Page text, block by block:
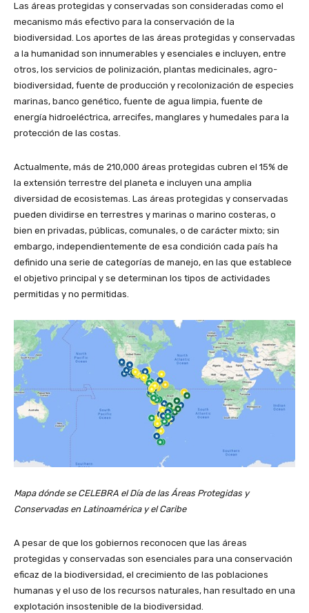
Las áreas protegidas y conservadas son consideradas como el
mecanismo más efectivo para la conservación de la
biodiversidad. Los aportes de las áreas protegidas y conservadas
a la humanidad son innumerables y esenciales e incluyen, entre
otros, los servicios de polinización, plantas medicinales, agro-
biodiversidad, fuente de producción y recolonización de especies
marinas, banco genético, fuente de agua limpia, fuente de
energía hidroeléctrica, arrecifes, manglares y humedales para la
protección de las costas.
Actualmente, más de 210,000 áreas protegidas cubren el 15% de
la extensión terrestre del planeta e incluyen una amplia
diversidad de ecosistemas. Las áreas protegidas y conservadas
pueden dividirse en terrestres y marinas o marino costeras, o
bien en privadas, públicas, comunales, o de carácter mixto; sin
embargo, independientemente de esa condición cada país ha
definido una serie de categorías de manejo, en las que establece
el objetivo principal y se determinan los tipos de actividades
permitidas y no permitidas.
Mapa dónde se CELEBRA el Día de las Áreas Protegidas y
Conservadas en Latinoamérica y el Caribe
A pesar de que los gobiernos reconocen que las áreas
protegidas y conservadas son esenciales para una conservación
eficaz de la biodiversidad, el crecimiento de las poblaciones
humanas y el uso de los recursos naturales, han resultado en una
explotación insostenible de la biodiversidad.